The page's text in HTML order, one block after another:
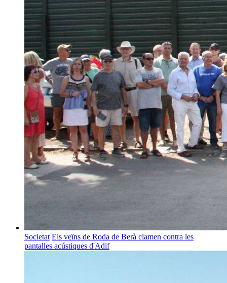
Societat Els veïns de Roda de Berà clamen contra les
pantalles acústiques d'Adif